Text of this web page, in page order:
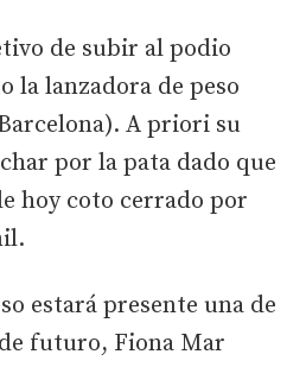
de subir al podio
la lanzadora de peso
A priori su
por la pata dado que
hoy coto cerrado por
estará presente una de
futuro, Fiona Mar